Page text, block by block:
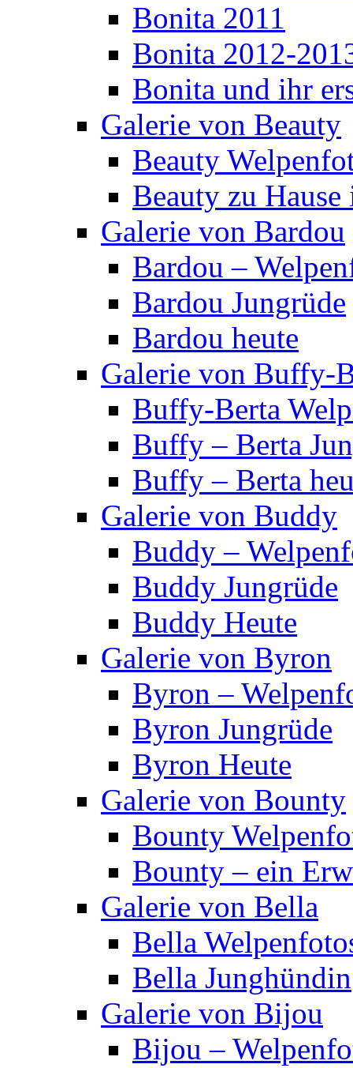
Bonita 2011
Bonita 2012-
Bonita und ihr
Galerie von Beauty
Beauty
Beauty zu Hause
Galerie von Bardou
Bardou –
Bardou Jungrüde
Bardou heute
Galerie von Buffy-
Buffy-Berta
Buffy – Berta
Buffy – Berta
Galerie von Buddy
Buddy –
Buddy Jungrüde
Buddy Heute
Galerie von Byron
Byron –
Byron Jungrüde
Byron Heute
Galerie von Bounty
Bounty
Bounty – ein
Galerie von Bella
Bella
Bella Junghündin
Galerie von Bijou
Bijou –